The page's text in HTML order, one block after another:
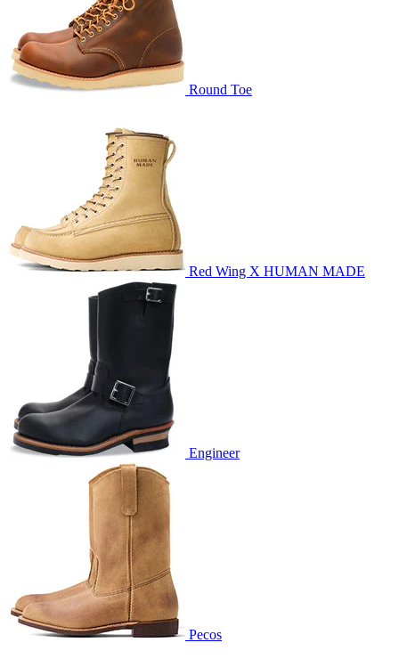
Round Toe
Red Wing X HUMAN MADE
Engineer
Pecos